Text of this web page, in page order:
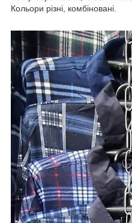
Кольори різні, комбіновані.